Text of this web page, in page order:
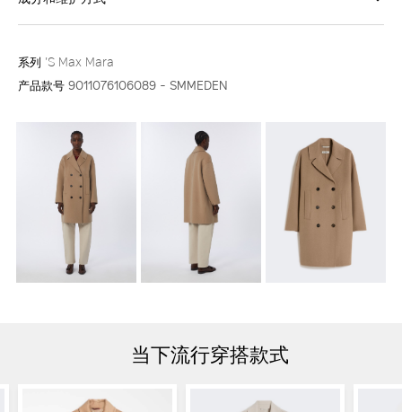
系列 'S Max Mara
产品款号 9011076106089 - SMMEDEN
当下流行穿搭款式